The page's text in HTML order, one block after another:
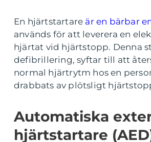
En hjärtstartare är en bärbar
används för att leverera en
hjärtat vid hjärtstopp. Denna
defibrillering, syftar till att
normal hjärtrytm hos en
drabbats av plötsligt
Automatiska
hjärtstartare